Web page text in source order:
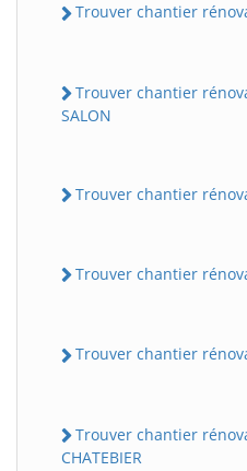
Trouver chantier
Trouver chantier
SALON
Trouver chantier
Trouver chantier
Trouver chantier
Trouver chantier
CHATEBIER